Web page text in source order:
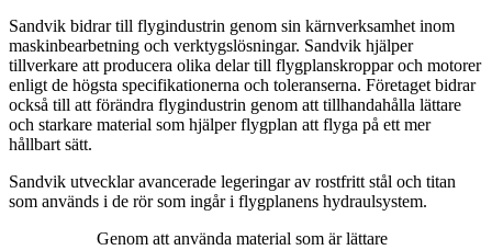
Sandvik bidrar till flygindustrin genom sin kärnverksamhet inom
maskinbearbetning och verktygslösningar. Sandvik hjälper
tillverkare att producera olika delar till flygplanskroppar och motorer
enligt de högsta specifikationerna och toleranserna. Företaget bidrar
också till att förändra flygindustrin genom att tillhandahålla lättare
och starkare material som hjälper flygplan att flyga på ett mer
hållbart sätt.
Sandvik utvecklar avancerade legeringar av rostfritt stål och titan
som används i de rör som ingår i flygplanens hydraulsystem.
Genom att använda material som är lättare